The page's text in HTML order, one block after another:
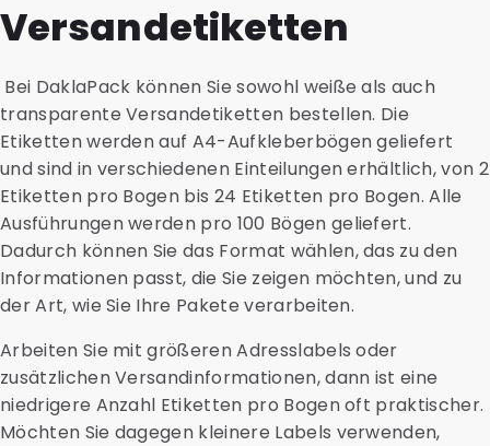
Versandetiketten
Bei DaklaPack können Sie sowohl weiße als auch
transparente Versandetiketten bestellen. Die
Etiketten werden auf A4-Aufkleberbögen geliefert
und sind in verschiedenen Einteilungen erhältlich, von 2
Etiketten pro Bogen bis 24 Etiketten pro Bogen. Alle
Ausführungen werden pro 100 Bögen geliefert.
Dadurch können Sie das Format wählen, das zu den
Informationen passt, die Sie zeigen möchten, und zu
der Art, wie Sie Ihre Pakete verarbeiten.
Arbeiten Sie mit größeren Adresslabels oder
zusätzlichen Versandinformationen, dann ist eine
niedrigere Anzahl Etiketten pro Bogen oft praktischer.
Möchten Sie dagegen kleinere Labels verwenden,